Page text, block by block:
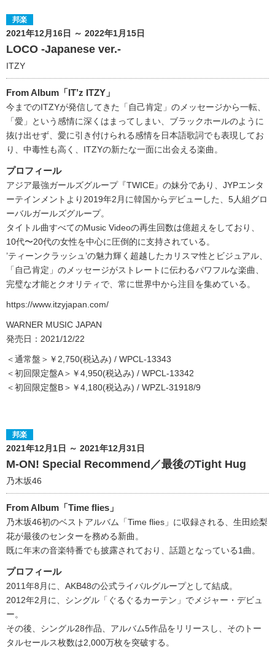
邦楽
2021年12月16日 ～ 2022年1月15日
LOCO -Japanese ver.-
ITZY
From Album「IT’z ITZY」
今までのITZYが発信してきた「自己肯定」のメッセージから一転、
「愛」という感情に深くはまってしまい、ブラックホールのように
抜け出せず、愛に引き付けられる感情を日本語歌詞でも表現してお
り、中毒性も高く、ITZYの新たな一面に出会える楽曲。
プロフィール
アジア最強ガールズグループ『TWICE』の妹分であり、JYPエンタ
ーテインメントより2019年2月に韓国からデビューした、5人組グロ
ーバルガールズグループ。
タイトル曲すべてのMusic Videoの再生回数は億超えをしており、
10代〜20代の女性を中心に圧倒的に支持されている。
’ティーンクラッシュ’の魅力輝く超越したカリスマ性とビジュアル、
「自己肯定」のメッセージがストレートに伝わるパワフルな楽曲、
完璧な才能とクオリティで、常に世界中から注目を集めている。
https://www.itzyjapan.com/
WARNER MUSIC JAPAN
発売日：2021/12/22
＜通常盤＞￥2,750(税込み) / WPCL-13343
＜初回限定盤A＞￥4,950(税込み) / WPCL-13342
＜初回限定盤B＞￥4,180(税込み) / WPZL-31918/9
邦楽
2021年12月1日 ～ 2021年12月31日
M-ON! Special Recommend／最後のTight Hug
乃木坂46
From Album「Time flies」
乃木坂46初のベストアルバム「Time flies」に収録される、生田絵梨
花が最後のセンターを務める新曲。
既に年末の音楽特番でも披露されており、話題となっている1曲。
プロフィール
2011年8月に、AKB48の公式ライバルグループとして結成。
2012年2月に、シングル「ぐるぐるカーテン」でメジャー・デビュ
ー。
その後、シングル28作品、アルバム5作品をリリースし、そのトー
タルセールス枚数は2,000万枚を突破する。